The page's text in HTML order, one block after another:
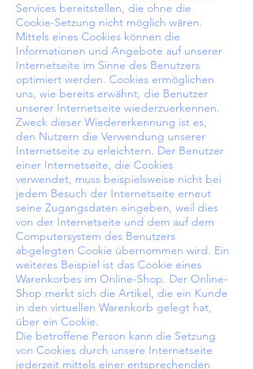
Services bereitstellen, die ohne die
Cookie-Setzung nicht möglich wären.
Mittels eines Cookies können die
Informationen und Angebote auf unserer
Internetseite im Sinne des Benutzers
optimiert werden. Cookies ermöglichen
uns, wie bereits erwähnt, die Benutzer
unserer Internetseite wiederzuerkennen.
Zweck dieser Wiedererkennung ist es,
den Nutzern die Verwendung unserer
Internetseite zu erleichtern. Der Benutzer
einer Internetseite, die Cookies
verwendet, muss beispielsweise nicht bei
jedem Besuch der Internetseite erneut
seine Zugangsdaten eingeben, weil dies
von der Internetseite und dem auf dem
Computersystem des Benutzers
abgelegten Cookie übernommen wird. Ein
weiteres Beispiel ist das Cookie eines
Warenkorbes im Online-Shop. Der Online-
Shop merkt sich die Artikel, die ein Kunde
in den virtuellen Warenkorb gelegt hat,
über ein Cookie.
Die betroffene Person kann die Setzung
von Cookies durch unsere Internetseite
jederzeit mittels einer entsprechenden